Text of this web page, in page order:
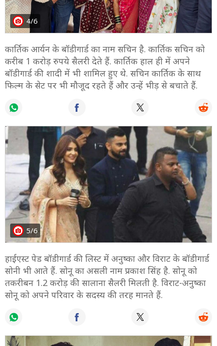
4/6
कार्तिक आर्यन के बॉडीगार्ड का नाम सचिन है. कार्तिक सचिन को
करीब 1 करोड़ रुपये सैलरी देते हैं. कार्तिक हाल ही में अपने
बॉडीगार्ड की शादी में भी शामिल हुए थे. सचिन कार्तिक के साथ
फिल्म के सेट पर भी मौजूद रहते हैं और उन्हें भीड़ से बचाते हैं.
5/6
हाईएस्ट पेड बॉडीगार्ड की लिस्ट में अनुष्का और विराट के बॉडीगार्ड
सोनी भी आते हैं. सोनू का असली नाम प्रकाश सिंह है. सोनू को
तकरीबन 1.2 करोड़ की सालाना सैलरी मिलती है. विराट-अनुष्का
सोनू को अपने परिवार के सदस्य की तरह मानते हैं.